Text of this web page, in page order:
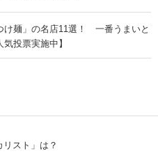
け麺」の名店11選！ 一番うまいと
投票実施中】
スト」は？